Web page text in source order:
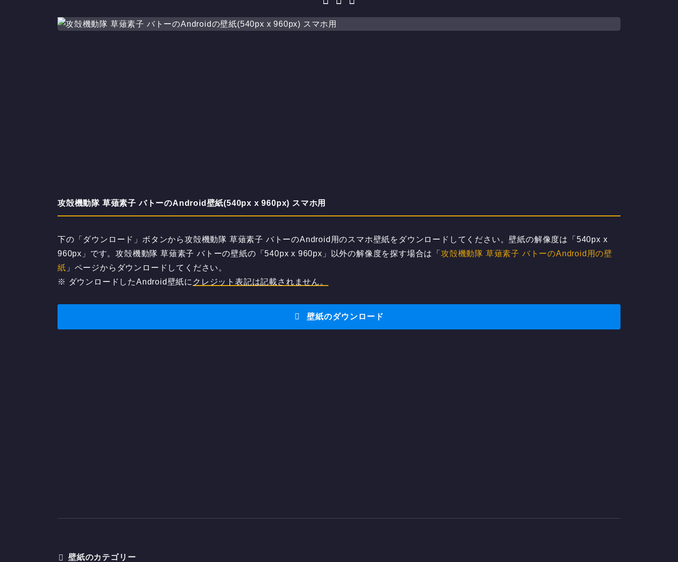
攻殻機動隊 草薙素子 バトーのAndroid壁紙(540px x 960px) スマホ用
下の「ダウンロード」ボタンから攻殻機動隊 草薙素子 バトーのAndroid用のスマホ壁紙をダウンロードしてください。壁紙の解像度は「540px x
960px」です。攻殻機動隊 草薙素子 バトーの壁紙の「540px x 960px」以外の解像度を探す場合は「 攻殻機動隊 草薙素子 バトーのAndroid用の壁
紙 」ページからダウンロードしてください。
※ ダウンロードしたAndroid壁紙に クレジット表記は記載されません。
壁紙のダウンロード
壁紙のカテゴリー